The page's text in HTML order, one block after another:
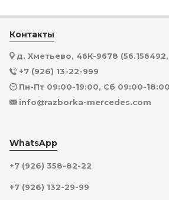
Контакты
д. Хметьево, 46К-9678
+7 (926) 13-22-999
Пн-Пт 09:00-19:00, Сб 09:00-
info@razborka-mercedes.com
WhatsApp
+7 (926) 358-82-22
+7 (926) 132-29-99